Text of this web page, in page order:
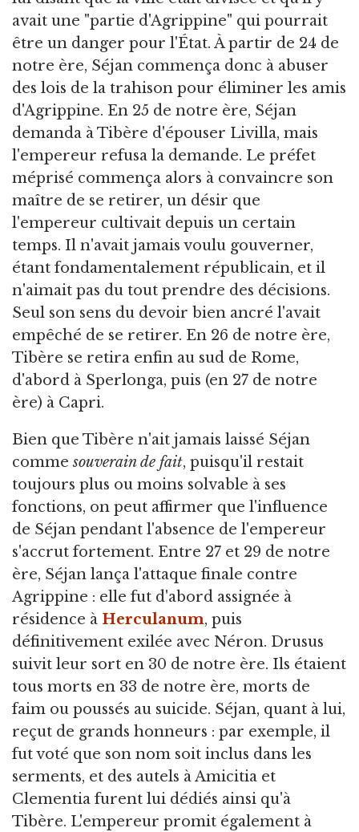
avait une "partie d'Agrippine" qui pourrait
être un danger pour l'État. À partir de 24 de
notre ère, Séjan commença donc à abuser
des lois de la trahison pour éliminer les amis
d'Agrippine. En 25 de notre ère, Séjan
demanda à Tibère d'épouser Livilla, mais
l'empereur refusa la demande. Le préfet
méprisé commença alors à convaincre son
maître de se retirer, un désir que
l'empereur cultivait depuis un certain
temps. Il n'avait jamais voulu gouverner,
étant fondamentalement républicain, et il
n'aimait pas du tout prendre des décisions.
Seul son sens du devoir bien ancré l'avait
empêché de se retirer. En 26 de notre ère,
Tibère se retira enfin au sud de Rome,
d'abord à Sperlonga, puis (en 27 de notre
ère) à Capri.
Bien que Tibère n'ait jamais laissé Séjan
commesouverain de fait, puisqu'il restait
toujours plus ou moins solvable à ses
fonctions, on peut affirmer que l'influence
de Séjan pendant l'absence de l'empereur
s'accrut fortement. Entre 27 et 29 de notre
ère, Séjan lança l'attaque finale contre
Agrippine : elle fut d'abord assignée à
résidence à Herculanum, puis
définitivement exilée avec Néron. Drusus
suivit leur sort en 30 de notre ère. Ils étaient
tous morts en 33 de notre ère, morts de
faim ou poussés au suicide. Séjan, quant à lui,
reçut de grands honneurs : par exemple, il
fut voté que son nom soit inclus dans les
serments, et des autels à Amicitia et
Clementia furent lui dédiés ainsi qu'à
Tibère. L'empereur promit également à